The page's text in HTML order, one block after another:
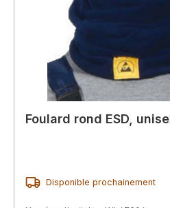
Foulard rond ESD,
Disponible prochainement